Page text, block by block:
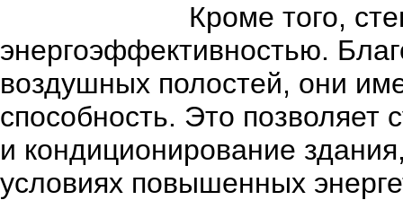
Кроме того,
энергоэффективностью.
воздушных полостей, они
способность. Это позволяет
и кондиционирование
условиях повышенных